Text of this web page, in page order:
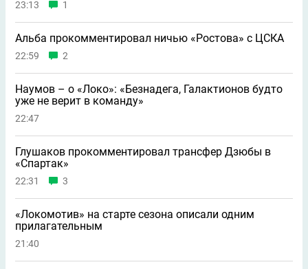
23:13 1
Альба прокомментировал ничью «Ростова» с ЦСКА
22:59 2
Наумов – о «Локо»: «Безнадега, Галактионов будто
уже не верит в команду»
22:47
Глушаков прокомментировал трансфер Дзюбы в
«Спартак»
22:31 3
«Локомотив» на старте сезона описали одним
прилагательным
21:40